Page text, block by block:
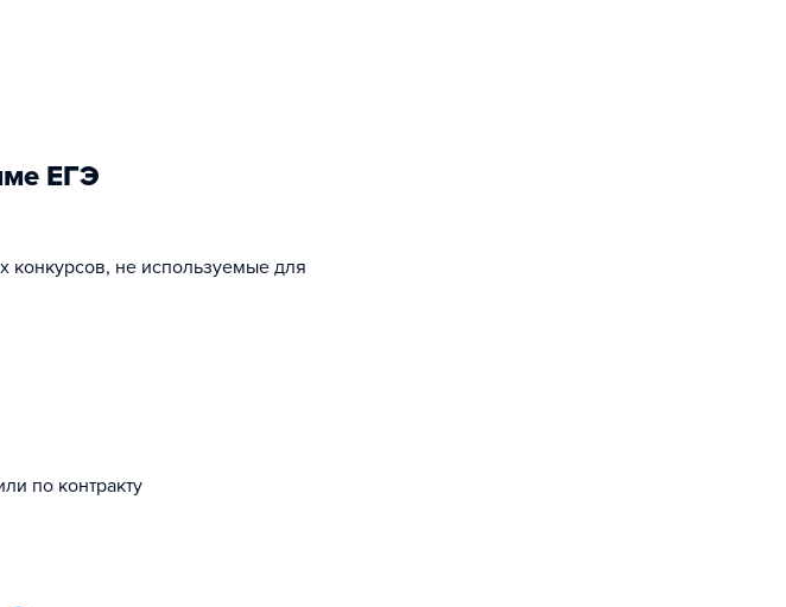
ЕГЭ
конкурсов, не используемые для
по контракту